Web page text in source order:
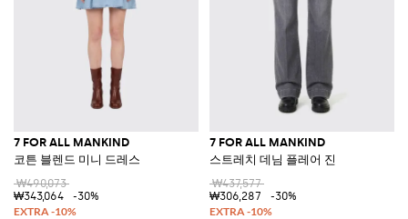
7 FOR ALL MANKIND
코튼 블렌드 미니 드레스
₩490,073
₩343,064
-30%
7 FOR ALL MANKIND
스트레치 데님 플레어 진
₩437,577
₩306,287
-30%